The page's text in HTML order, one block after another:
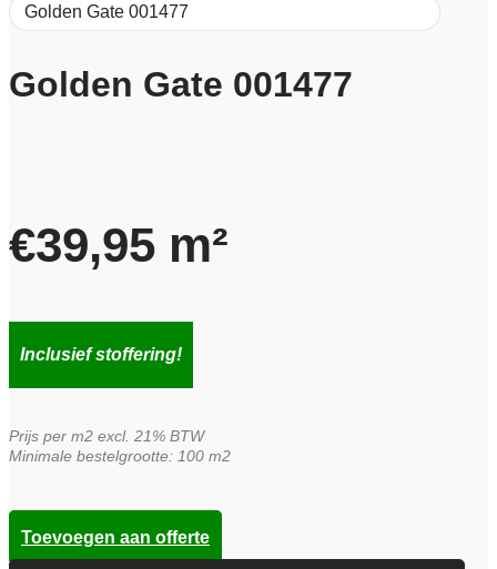
Golden Gate 001477
Golden Gate 001477
€39,95 m²
Inclusief stoffering!
Prijs per m2 excl. 21% BTW
Minimale bestelgrootte: 100 m2
Toevoegen aan offerte